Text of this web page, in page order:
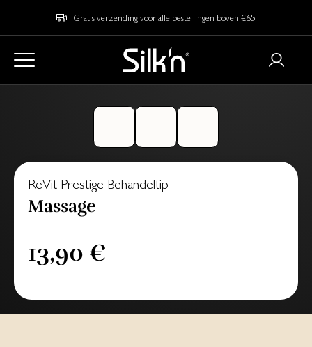
Gratis verzending voor alle bestellingen boven €65
ReVit Prestige Behandeltip
Massage
13,90 €